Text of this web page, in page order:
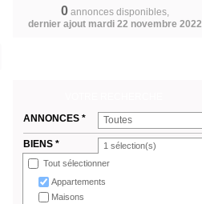
0 annonces disponibles,
dernier ajout mardi 22 novembre 2022
ANNONCES *
Toutes
BIENS * 1 sélection(s)
Tout sélectionner
Appartements
Maisons